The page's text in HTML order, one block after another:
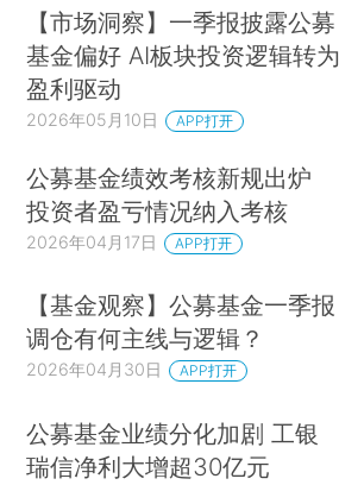
【市场洞察】一季报披露公募
基金偏好 AI板块投资逻辑转为
盈利驱动
2026年05月10日 APP打开
公募基金绩效考核新规出炉
投资者盈亏情况纳入考核
2026年04月17日 APP打开
【基金观察】公募基金一季报
调仓有何主线与逻辑？
2026年04月30日 APP打开
公募基金业绩分化加剧 工银
瑞信净利大增超30亿元